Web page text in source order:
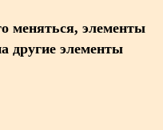
меняться, элементы
другие элементы